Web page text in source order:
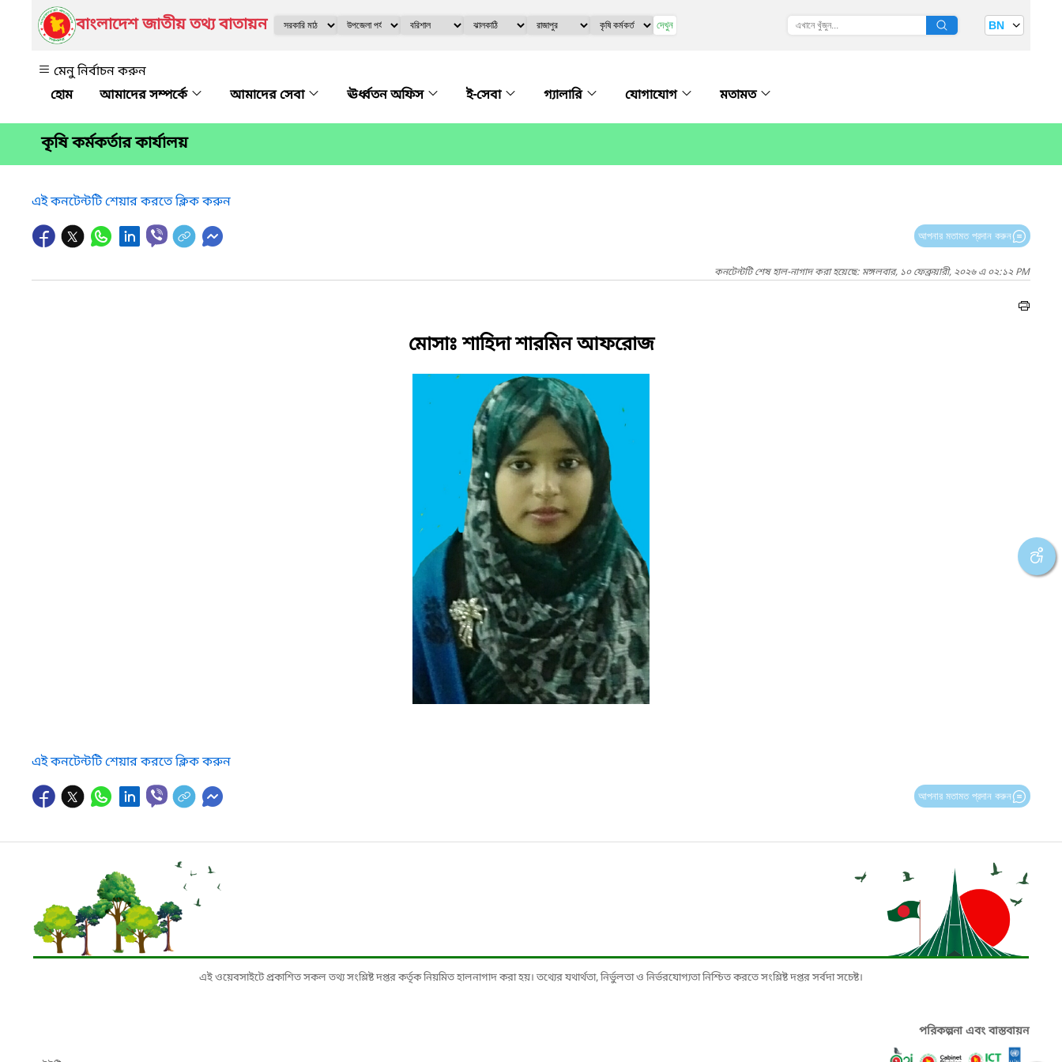
বাংলাদেশ জাতীয় তথ্য বাতায়ন দেখুন BN
মেনু নির্বাচন করুন
আমাদের সম্পর্কে
আমাদের সেবা ঊর্ধ্বতন অফিস ই-সেবা গ্যালারি যোগাযোগ মতামত
কৃষি কর্মকর্তার কার্যালয়
এই কনটেন্টটি শেয়ার করতে ক্লিক করুন
আপনার মতামত প্রদান করুন
কনটেন্টটি শেষ হাল-নাগাদ করা হয়েছে: মঙ্গলবার, ১০ ফেব্রুয়ারী, ২০২৬ এ ০২:১২ PM
মোসাঃ শাহিদা শারমিন আফরোজ
এই কনটেন্টটি শেয়ার করতে ক্লিক করুন
আপনার মতামত প্রদান করুন
এই ওয়েবসাইটে প্রকাশিত সকল তথ্য সংশ্লিষ্ট দপ্তর কর্তৃক নিয়মিত হালনাগাদ করা হয়। তথ্যের যথার্থতা, নির্ভুলতা ও নির্ভরযোগ্যতা নিশ্চিত করতে সংশ্লিষ্ট দপ্তর সর্বদা সচেষ্ট।
পরিকল্পনা এবং বাস্তবায়ন